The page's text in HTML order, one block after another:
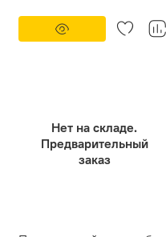
Нет на складе.
Предварительный
заказ